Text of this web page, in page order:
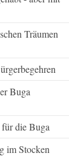
Träumen
Buga
die Buga
im Stocken